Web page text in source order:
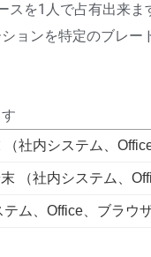
スを1人で占有出来ま
ションを特定のブレ
社内システム、
（社内システム、
ム、Office、ブラウ